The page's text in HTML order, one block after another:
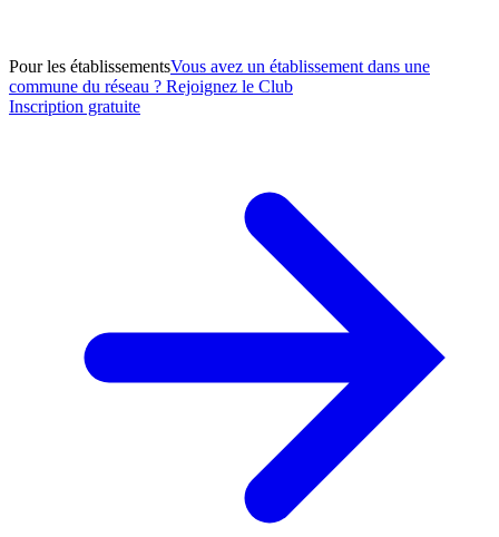
Pour les établissementsVous avez un établissement dans une
commune du réseau ? Rejoignez le Club
Inscription gratuite